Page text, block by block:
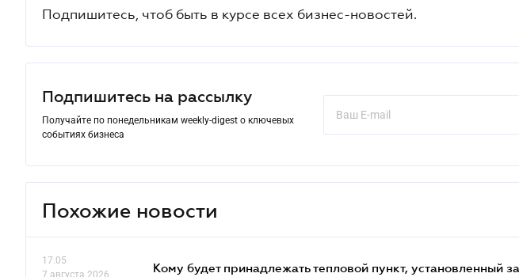
Подпишитесь, чтоб быть в курсе всех бизнес-новостей.
Подпишитесь на рассылку
Получайте по понедельникам weekly-digest о ключевых
событиях бизнеса
Похожие новости
17.05
7 августа 2026
Кому будет принадлежать тепловой пункт, установленный